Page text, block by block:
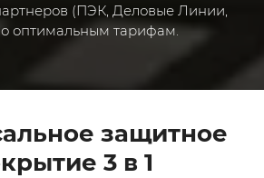
(ПЭК, Деловые Линии,
оптимальным тарифам.
защитное
3 в 1